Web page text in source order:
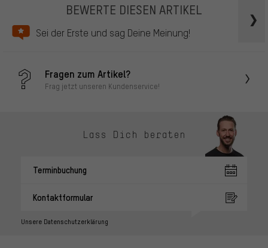
BEWERTE DIESEN ARTIKEL
Sei der Erste und sag Deine Meinung!
Fragen zum Artikel?
Frag jetzt unseren Kundenservice!
Lass Dich beraten
Terminbuchung
Kontaktformular
Unsere Datenschutzerklärung